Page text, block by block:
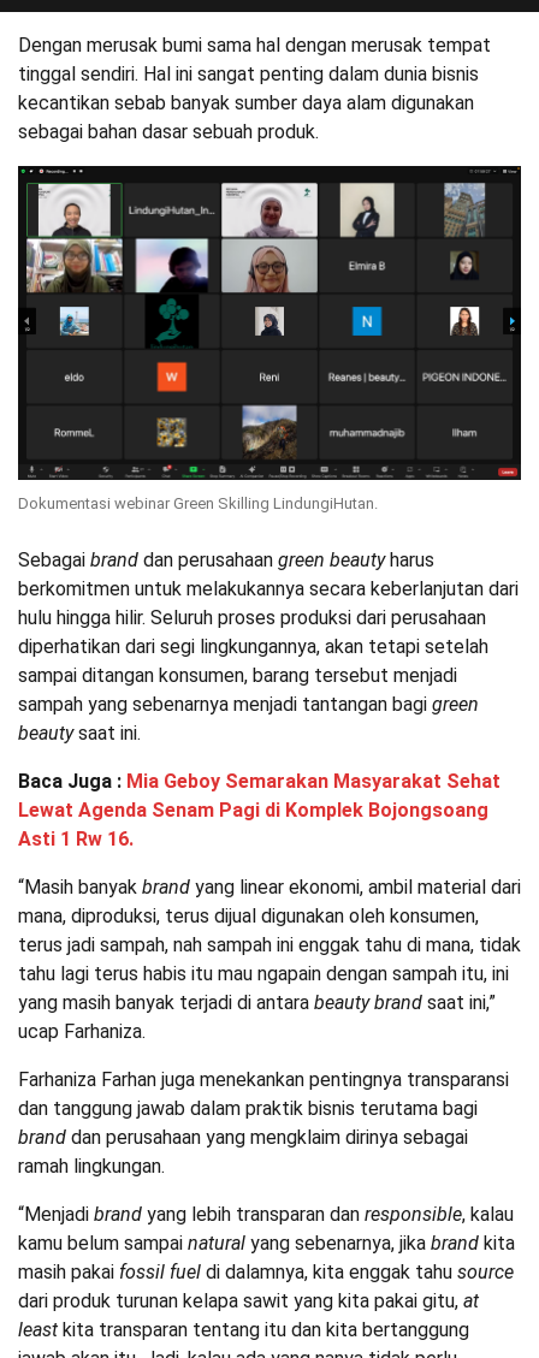
Dengan merusak bumi sama hal dengan merusak tempat
tinggal sendiri. Hal ini sangat penting dalam dunia bisnis
kecantikan sebab banyak sumber daya alam digunakan
sebagai bahan dasar sebuah produk.
Dokumentasi webinar Green Skilling LindungiHutan.
Sebagai brand dan perusahaan green beautyharus
berkomitmen untuk melakukannya secara keberlanjutan dari
hulu hingga hilir. Seluruh proses produksi dari perusahaan
diperhatikan dari segi lingkungannya, akan tetapi setelah
sampai ditangan konsumen, barang tersebut menjadi
sampah yang sebenarnya menjadi tantangan bagi green
beautysaat ini.
Baca Juga : Mia Geboy Semarakan Masyarakat Sehat
Lewat Agenda Senam Pagi di Komplek Bojongsoang
Asti 1 Rw 16.
“Masih banyak brand yang linear ekonomi, ambil material dari
mana, diproduksi, terus dijual digunakan oleh konsumen,
terus jadi sampah, nah sampah ini enggak tahu di mana, tidak
tahu lagi terus habis itu mau ngapain dengan sampah itu, ini
yang masih banyak terjadi di antara beauty brand saat ini,”
ucap Farhaniza.
Farhaniza Farhan juga menekankan pentingnya transparansi
dan tanggung jawab dalam praktik bisnis terutama bagi
brand dan perusahaan yang mengklaim dirinya sebagai
ramah lingkungan.
“Menjadi brand yang lebih transparan dan responsible, kalau
kamu belum sampai natural yang sebenarnya, jika brand kita
masih pakai fossil fuel di dalamnya, kita enggak tahu source
dari produk turunan kelapa sawit yang kita pakai gitu, at
least kita transparan tentang itu dan kita bertanggung